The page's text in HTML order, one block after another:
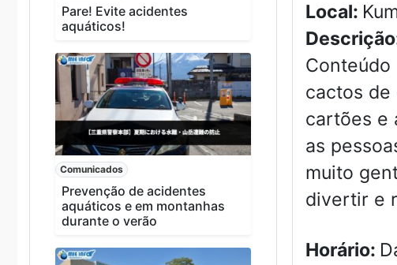
Pare! Evite acidentes
aquáticos!
Comunicados
Prevenção de acidentes
aquáticos e em montanhas
durante o verão
Local:
Conteúdo
cactos de
cartões e
as
muito
divertir e
Horário: